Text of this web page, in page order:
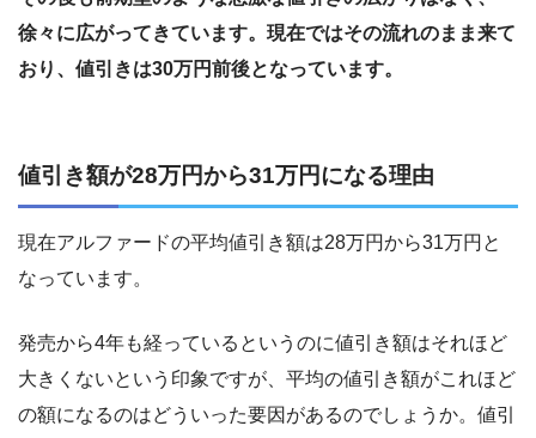
徐々に広がってきています。現在ではその流れのまま来て
おり、値引きは30万円前後となっています。
値引き額が28万円から31万円になる理由
現在アルファードの平均値引き額は28万円から31万円と
なっています。
発売から4年も経っているというのに値引き額はそれほど
大きくないという印象ですが、平均の値引き額がこれほど
の額になるのはどういった要因があるのでしょうか。値引